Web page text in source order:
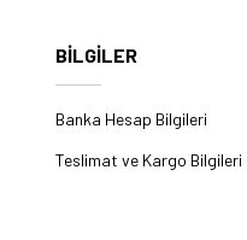
BİLGİLER
Banka Hesap Bilgileri
Teslimat ve Kargo Bilgileri